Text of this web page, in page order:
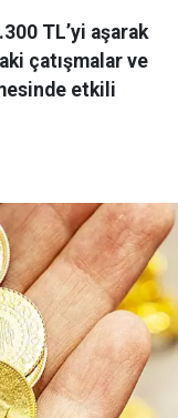
TL’yi aşarak
çatışmalar ve
etkili